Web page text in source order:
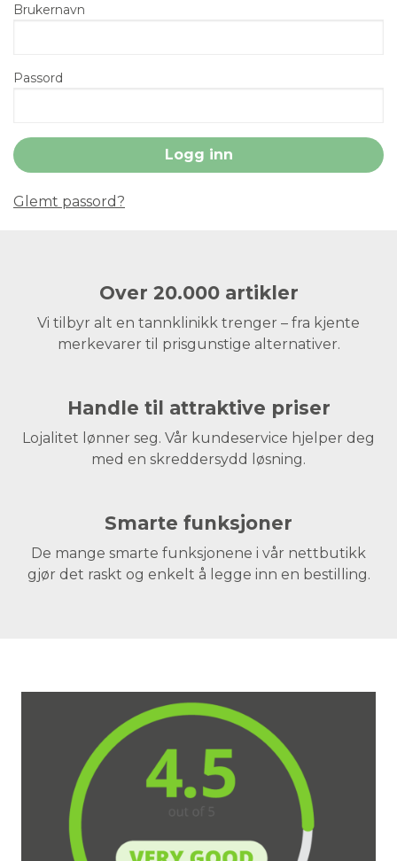
Brukernavn
Passord
Glemt passord?
Over 20.000 artikler
Vi tilbyr alt en tannklinikk trenger – fra kjente
merkevarer til prisgunstige alternativer.
Handle til attraktive priser
Lojalitet lønner seg. Vår kundeservice hjelper deg
med en skreddersydd løsning.
Smarte funksjoner
De mange smarte funksjonene i vår nettbutikk
gjør det raskt og enkelt å legge inn en bestilling.